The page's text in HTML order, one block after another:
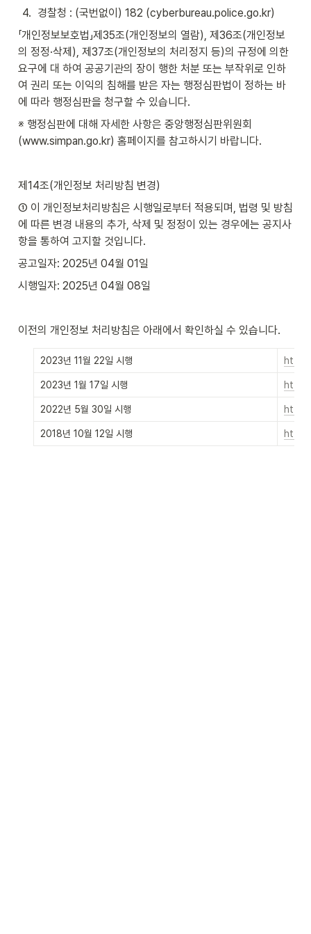
4. 경찰청 : (국번없이) 182 (cyberbureau.police.go.kr)
「개인정보보호법」제35조(개인정보의 열람), 제36조(개인정보
의 정정·삭제), 제37조(개인정보의 처리정지 등)의 규정에 의한
요구에 대 하여 공공기관의 장이 행한 처분 또는 부작위로 인하
여 권리 또는 이익의 침해를 받은 자는 행정심판법이 정하는 바
에 따라 행정심판을 청구할 수 있습니다.
※ 행정심판에 대해 자세한 사항은 중앙행정심판위원회
(www.simpan.go.kr) 홈페이지를 참고하시기 바랍니다.
제14조(개인정보 처리방침 변경)
① 이 개인정보처리방침은 시행일로부터 적용되며, 법령 및 방침
에 따른 변경 내용의 추가, 삭제 및 정정이 있는 경우에는 공지사
항을 통하여 고지할 것입니다.
공고일자: 2025년 04월 01일
시행일자: 2025년 04월 08일
이전의 개인정보 처리방침은 아래에서 확인하실 수 있습니다.
2023년 11월 22일 시행
2023년 1월 17일 시행
2022년 5월 30일 시행
2018년 10월 12일 시행